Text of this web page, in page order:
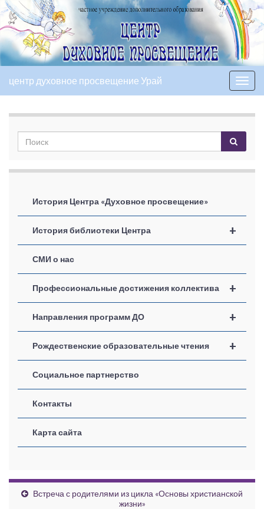
Вкл/
выкл
центр духовное просвещение Урай
История Центра «Духовное просвещение»
+
История библиотеки Центра
СМИ о нас
+
Профессиональные достижения коллектива
+
Направления программ ДО
+
Рождественские образовательные чтения
Социальное партнерство
Контакты
Карта сайта
Встреча с родителями из цикла «Основы христианской
жизни»